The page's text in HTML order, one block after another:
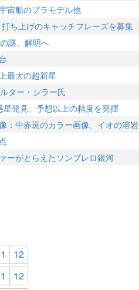
宙船のプラモデル他
ち上げのキャッチフレーズを募集
謎、解明へ
最大の超新星
ター・シラー氏
発見、予想以上の精度を発揮
：中赤斑のカラー画像、イオの溶岩
ーがとらえたソンブレロ銀河
12
12